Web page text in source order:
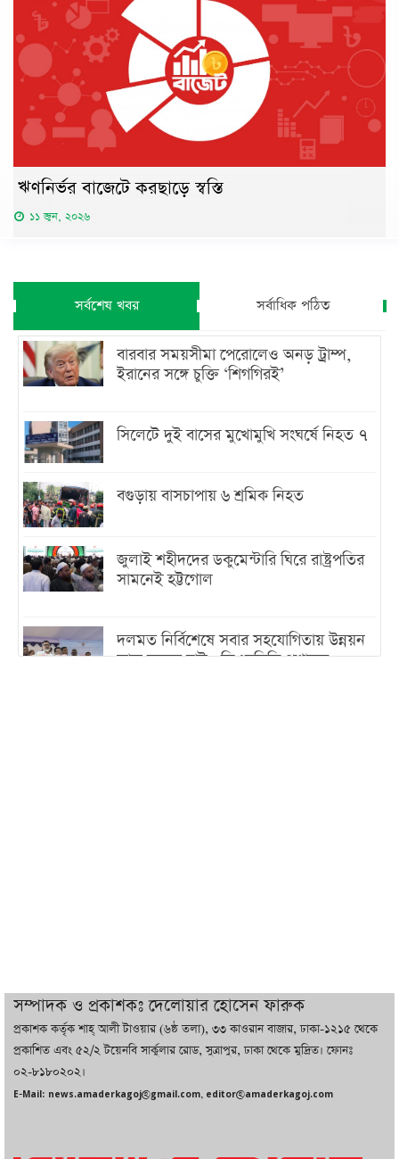
ঋণনির্ভর বাজেটে করছাড়ে স্বস্তি
১১ জুন, ২০২৬
সর্বশেষ খবর সর্বাধিক পঠিত
বারবার সময়সীমা পেরোলেও অনড় ট্রাম্প,
ইরানের সঙ্গে চুক্তি ‘শিগগিরই’
সিলেটে দুই বাসের মুখোমুখি সংঘর্ষে নিহত ৭
বগুড়ায় বাসচাপায় ৬ শ্রমিক নিহত
জুলাই শহীদদের ডকুমেন্টারি ঘিরে রাষ্ট্রপতির
সামনেই হট্টগোল
দলমত নির্বিশেষে সবার সহযোগিতায় উন্নয়ন
কাজ করতে চাই : ডিএনসিসি প্রশাসক
বাজারে কাঁচা মরিচে ‘আগুন’, ‘এত দাম তো
আগে দেখিনি’
সম্পাদক ও প্রকাশকঃ দেলোয়ার হোসেন ফারুক
প্রকাশক কর্তৃক শাহ্ আলী টাওয়ার (৬ষ্ঠ তলা), ৩৩ কাওরান বাজার, ঢাকা-১২১৫ থেকে
প্রকাশিত এবং ৫২/২ টয়েনবি সার্কুলার রোড, সুত্রাপুর, ঢাকা থেকে মুদ্রিত। ফোনঃ
০২-৮১৮০২০২।
E-Mail: news.amaderkagoj@gmail.com, editor@amaderkagoj.com